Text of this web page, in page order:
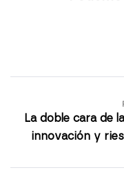
La doble cara de
innovación y